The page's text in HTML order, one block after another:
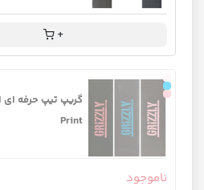
+
Print
ناموجود